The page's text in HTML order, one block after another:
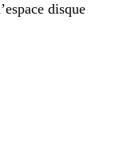
disque